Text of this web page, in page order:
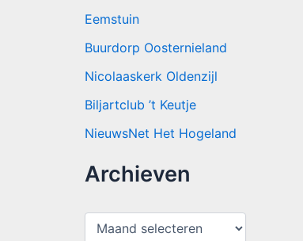
Eemstuin
Buurdorp Oosternieland
Nicolaaskerk Oldenzijl
Biljartclub ’t Keutje
NieuwsNet Het Hogeland
Archieven
A